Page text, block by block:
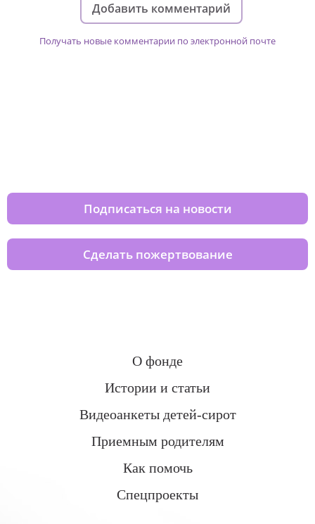
Добавить комментарий
Получать новые комментарии по электронной почте
Подписаться на новости
Сделать пожертвование
О фонде
Истории и статьи
Видеоанкеты детей-сирот
Приемным родителям
Как помочь
Спецпроекты